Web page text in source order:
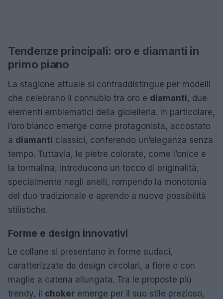
Tendenze principali: oro e diamanti in
primo piano
La stagione attuale si contraddistingue per modelli
che celebrano il connubio tra oro e diamanti, due
elementi emblematici della gioielleria. In particolare,
l’oro bianco emerge come protagonista, accostato
a diamanti classici, conferendo un’eleganza senza
tempo. Tuttavia, le pietre colorate, come l’onice e
la tormalina, introducono un tocco di originalità,
specialmente negli anelli, rompendo la monotonia
del duo tradizionale e aprendo a nuove possibilità
stilistiche.
Forme e design innovativi
Le collane si presentano in forme audaci,
caratterizzate da design circolari, a fiore o con
maglie a catena allungata. Tra le proposte più
trendy, il choker emerge per il suo stile prezioso,